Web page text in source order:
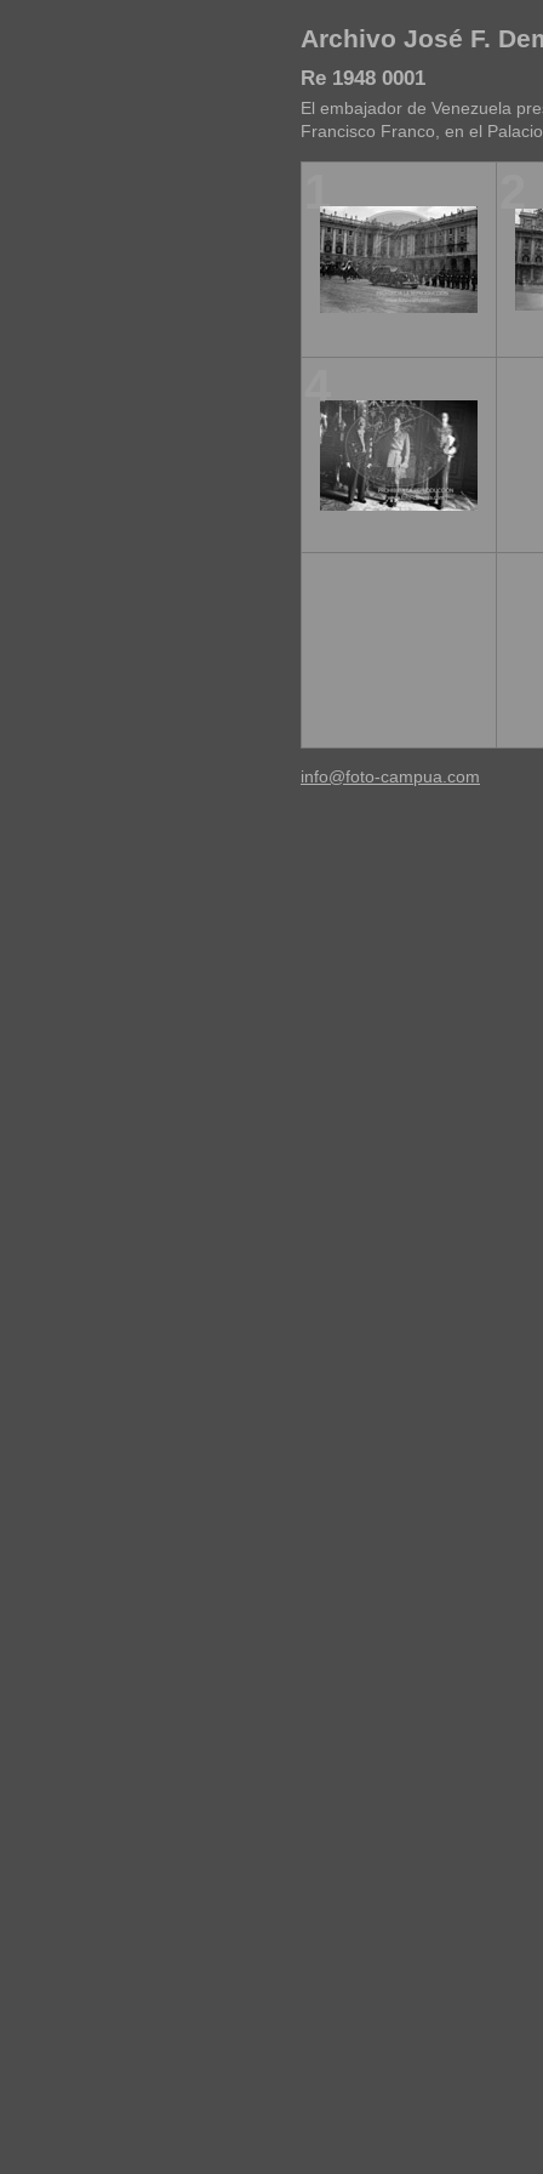
Archivo José F.
Re 1948 0001
El embajador de Venezuela
Francisco Franco, en el
1
4
info@foto-campua.com